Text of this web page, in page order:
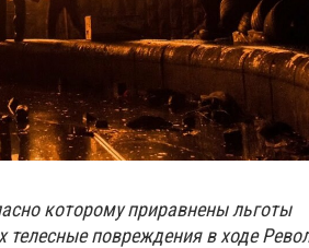
которому приравнены льготы
телесные повреждения в ходе